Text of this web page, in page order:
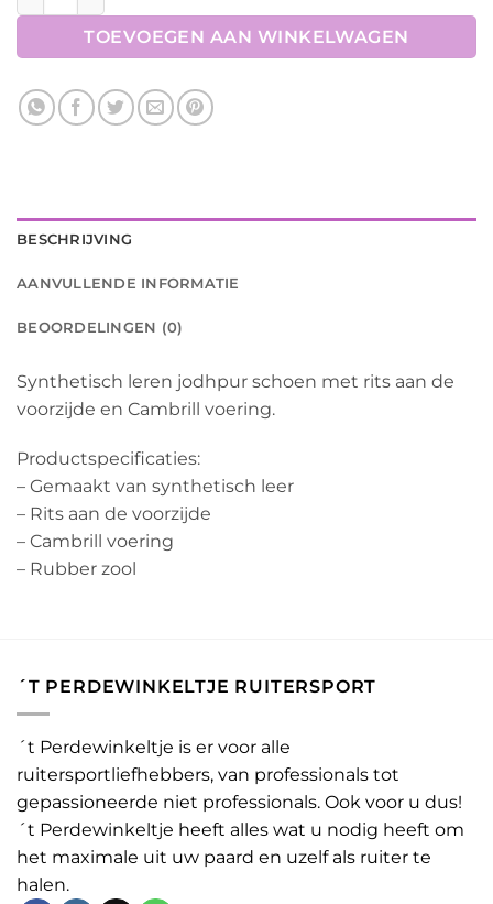
TOEVOEGEN AAN WINKELWAGEN
BESCHRIJVING
AANVULLENDE INFORMATIE
BEOORDELINGEN (0)
Synthetisch leren jodhpur schoen met rits aan de
voorzijde en Cambrill voering.
Productspecificaties:
– Gemaakt van synthetisch leer
– Rits aan de voorzijde
– Cambrill voering
– Rubber zool
´T PERDEWINKELTJE RUITERSPORT
´t Perdewinkeltje is er voor alle
ruitersportliefhebbers, van professionals tot
gepassioneerde niet professionals. Ook voor u dus!
´t Perdewinkeltje heeft alles wat u nodig heeft om
het maximale uit uw paard en uzelf als ruiter te
halen.